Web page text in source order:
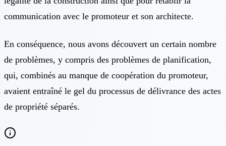
communication avec le promoteur et son architecte.
En conséquence, nous avons découvert un certain nombre
de problèmes, y compris des problèmes de planification,
qui, combinés au manque de coopération du promoteur,
avaient entraîné le gel du processus de délivrance des actes
de propriété séparés.